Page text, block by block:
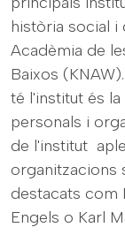
història social i
Acadèmia de
Baixos
té l'institut és
personals i
de l'institut
organitzacions
destacats com
Engels o Karl